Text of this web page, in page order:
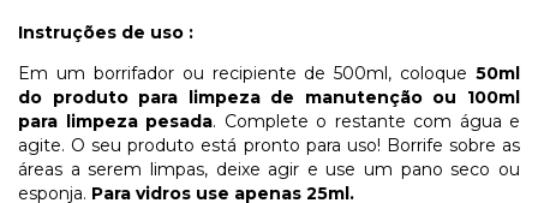
Instruções de uso :
Em um borrifador ou recipiente de 500ml, coloque 50ml
do produto para limpeza de manutenção ou 100ml
para limpeza pesada. Complete o restante com água e
agite. O seu produto está pronto para uso! Borrife sobre as
áreas a serem limpas, deixe agir e use um pano seco ou
esponja. Para vidros use apenas 25ml.